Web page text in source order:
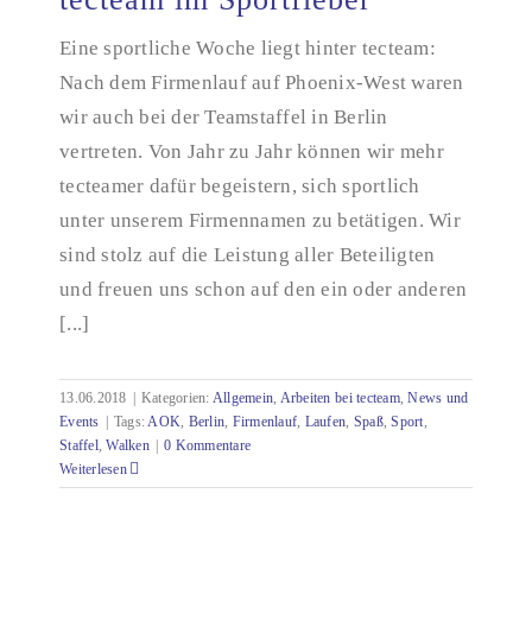
Eine sportliche Woche liegt hinter tecteam:
Nach dem Firmenlauf auf Phoenix-West waren
wir auch bei der Teamstaffel in Berlin
vertreten. Von Jahr zu Jahr können wir mehr
tecteamer dafür begeistern, sich sportlich
unter unserem Firmennamen zu betätigen. Wir
sind stolz auf die Leistung aller Beteiligten
und freuen uns schon auf den ein oder anderen
[...]
13.06.2018 Kategorien: Allgemein, Arbeiten bei tecteam,News und
Events
Tags:AOK, Berlin, Firmenlauf, Laufen, Spaß,Sport,
Staffel,Walken
0 Kommentare
Weiterlesen